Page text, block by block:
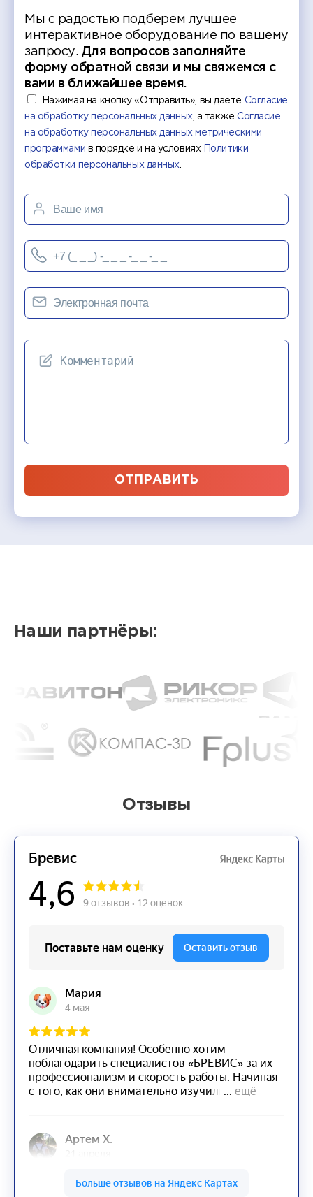
Мы с радостью подберем лучшее
интерактивное оборудование по вашему
запросу. Для вопросов заполняйте
форму обратной связи и мы свяжемся с
вами в ближайшее время.
Нажимая на кнопку «Отправить», вы даете Согласие
на обработку персональных данных , а такжеСогласие
на обработку персональных данных метрическими
программами в порядке и на условиях
Политики
обработки персональных данных
ОТПРАВИТЬ
Наши партнёры:
Отзывы